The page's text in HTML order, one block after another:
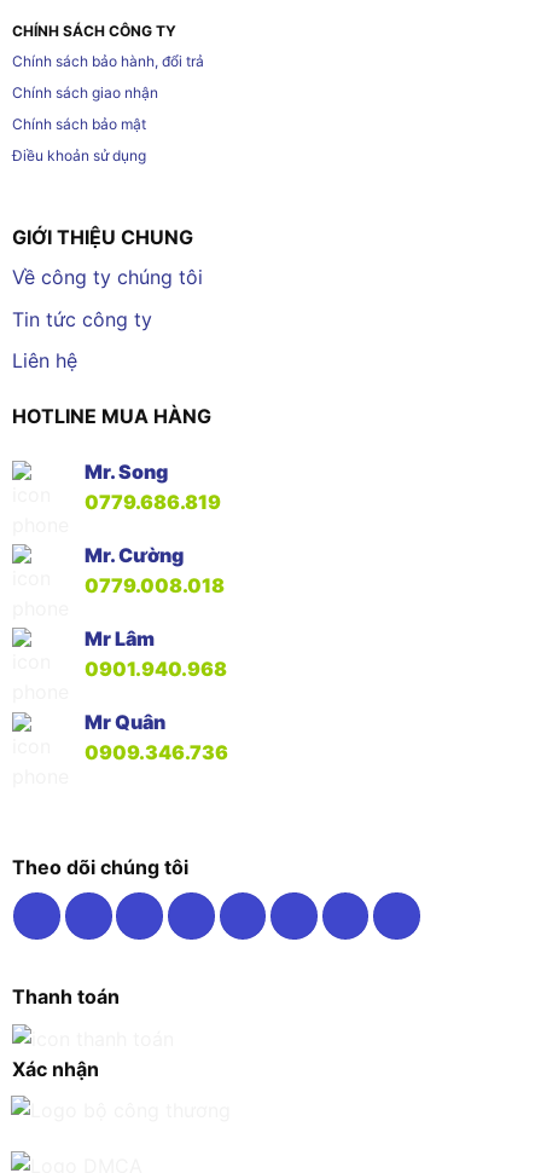
CHÍNH SÁCH CÔNG TY
Chính sách bảo hành, đổi trả
Chính sách giao nhận
Chính sách bảo mật
Điều khoản sử dụng
GIỚI THIỆU CHUNG
Về công ty chúng tôi
Tin tức công ty
Liên hệ
HOTLINE MUA HÀNG
Mr. Song
0779.686.819
Mr. Cường
0779.008.018
Mr Lâm
0901.940.968
Mr Quân
0909.346.736
Theo dõi chúng tôi
Thanh toán
Xác nhận